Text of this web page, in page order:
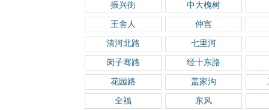
振兴街 中大槐树
王舍人 仲宫
清河北路 七里河
闵子骞路 经十东路
花园路 盖家沟
全福 东风